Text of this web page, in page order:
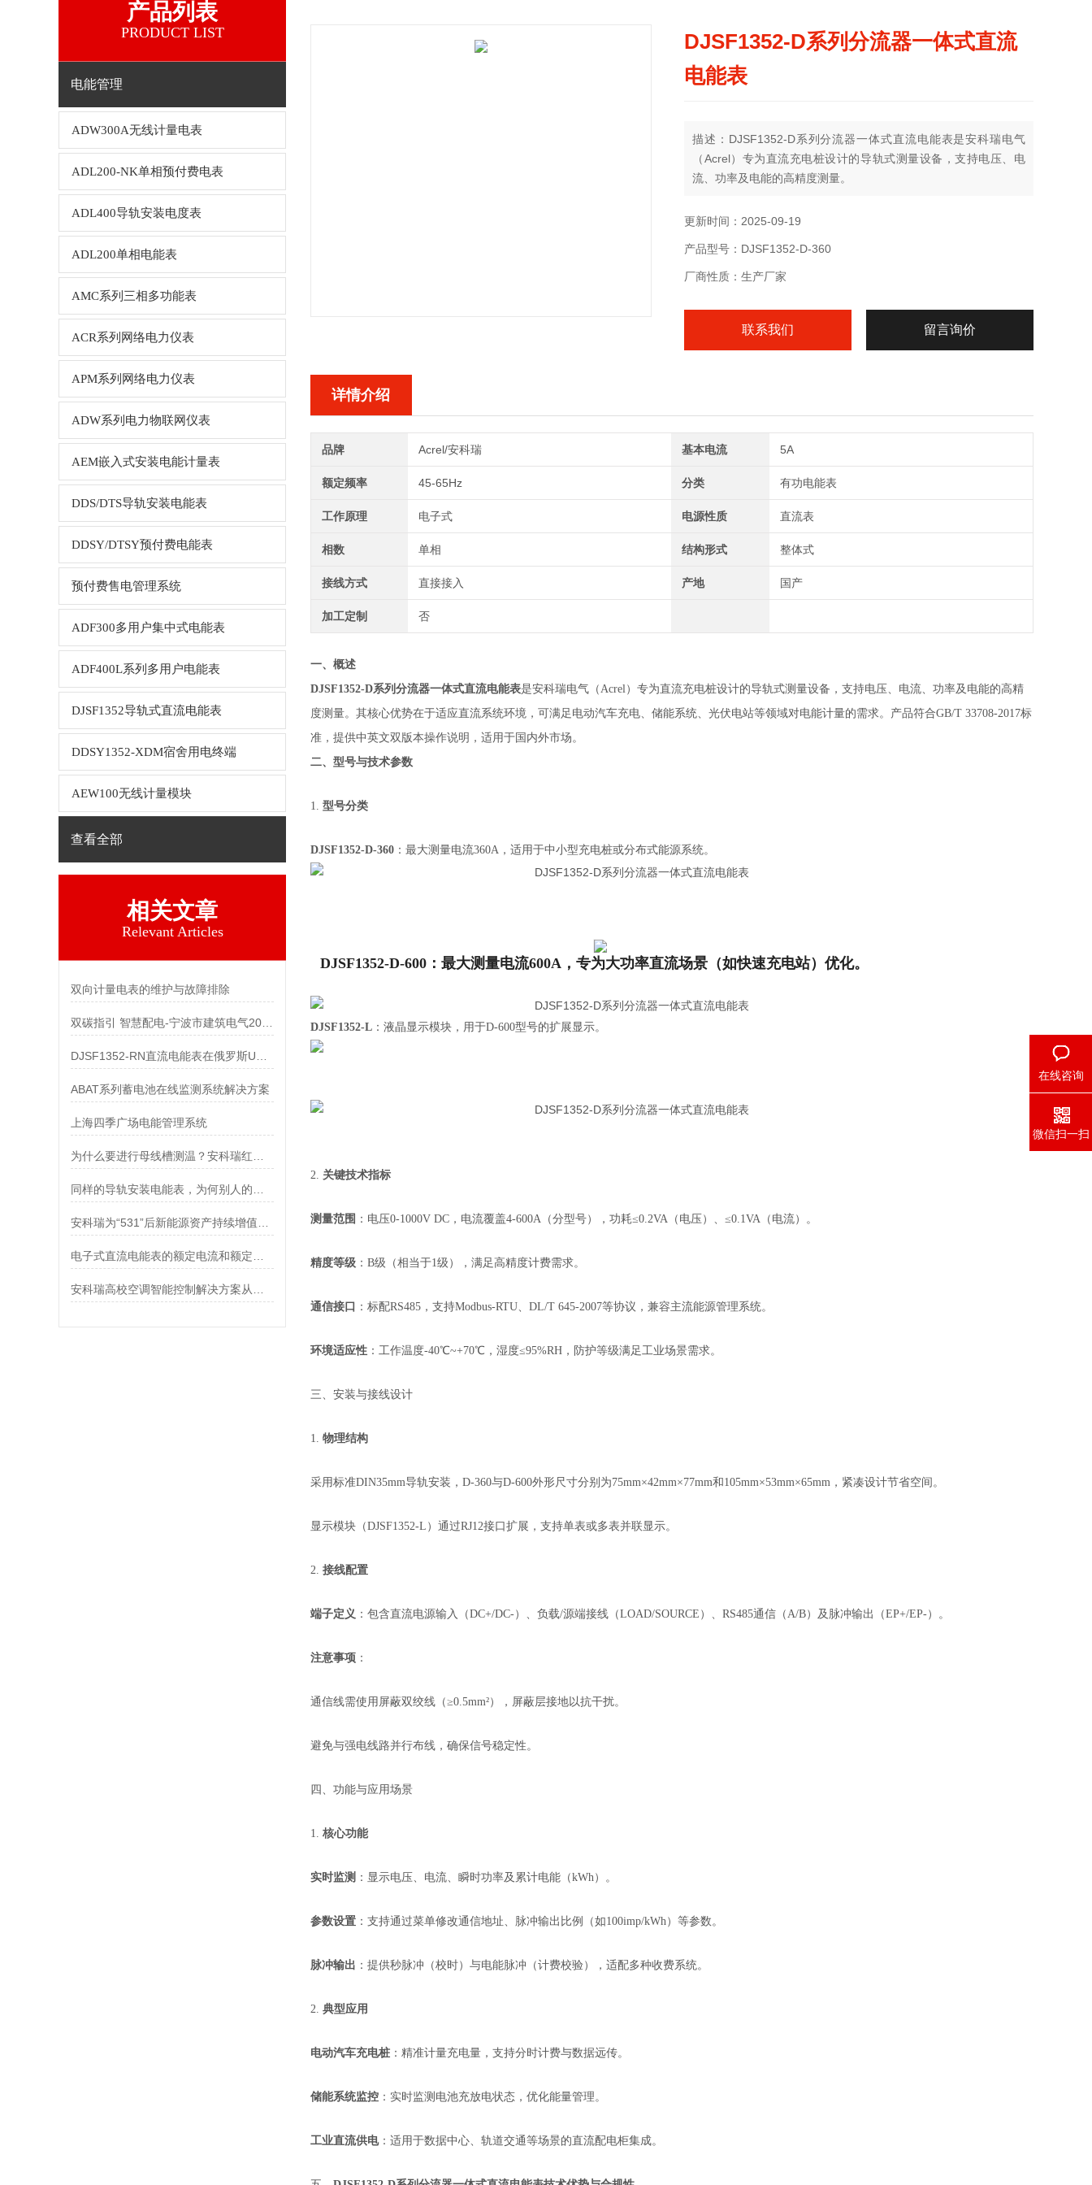
产品列表
PRODUCT LIST
电能管理
ADW300A无线计量电表
ADL200-NK单相预付费电表
ADL400导轨安装电度表
ADL200单相电能表
AMC系列三相多功能表
ACR系列网络电力仪表
APM系列网络电力仪表
ADW系列电力物联网仪表
AEM嵌入式安装电能计量表
DDS/DTS导轨安装电能表
DDSY/DTSY预付费电能表
预付费售电管理系统
ADF300多用户集中式电能表
ADF400L系列多用户电能表
DJSF1352导轨式直流电能表
DDSY1352-XDM宿舍用电终端
AEW100无线计量模块
查看全部
相关文章
Relevant Articles
双向计量电表的维护与故障排除
双碳指引 智慧配电-宁波市建筑电气2021年
ABAT系列蓄电池在线监测系统解决方案
上海四季广场电能管理系统
DJSF1352-D系列分流器一体式直流
电能表
描述：DJSF1352-D系列分流器一体式直流电能表是安科瑞电气
（Acrel）专为直流充电桩设计的导轨式测量设备，支持电压、电
流、功率及电能的高精度测量。
统、光伏电站等领域对电能计量的需求。产品符合GB/T 33708-
更新时间：2025-09-19
产品型号：DJSF1352-D-360
厂商性质：生产厂家
联系我们 留言询价
详情介绍
品牌 Acrel/安科瑞 基本电流 5A
额定频率 45-65Hz 分类 有功电能表
工作原理 电子式 电源性质 直流表
相数 单相 结构形式 整体式
接线方式 直接接入 产地 国产
加工定制 否
一、概述
DJSF1352-D系列分流器一体式直流电能表是安科瑞电气（Acrel）专为直流充电桩设计的导轨式测量设备，支持电压、电流、功率及电能的高精
度测量。其核心优势在于适应直流系统环境，可满足电动汽车充电、储能系统、光伏电站等领域对电能计量的需求。产品符合GB/T 33708-2017标
准，提供中英文双版本操作说明，适用于国内外市场。
二、型号与技术参数
1. 型号分类
DJSF1352-D-360 ：最大测量电流360A，适用于中小型充电桩或分布式能源系统。
DJSF1352-D-600 ：最大测量电流600A，专为大功率直流场景（如快速充电站）优化。
DJSF1352-L ：液晶显示模块，用于D-600型号的扩展显示。
2. 关键技术指标
测量范围 ：电压0-1000V DC，电流覆盖4-600A（分型号），功耗≤0.2VA（电压）、≤0.1VA（电流）。
精度等级 ：B级（相当于1级），满足高精度计费需求。
通信接口 ：标配RS485，支持Modbus-RTU、DL/T 645-2007等协议，兼容主流能源管理系统。
环境适应性 ：工作温度-40℃~+70℃，湿度≤95%RH，防护等级满足工业场景需求。
三、安装与接线设计
1. 物理结构
采用标准DIN35mm导轨安装，D-360与D-600外形尺寸分别为75mm×42mm×77mm和105mm×53mm×65mm，紧凑设计节省空间。
显示模块（DJSF1352-L）通过RJ12接口扩展，支持单表或多表并联显示。
2. 接线配置
端子定义 ：包含直流电源输入（DC+/DC-）、负载/源端接线（LOAD/SOURCE）、RS485通信（A/B）及脉冲输出（EP+/EP-）。
注意事项 ：
通信线需使用屏蔽双绞线（≥0.5mm²），屏蔽层接地以抗干扰。
避免与强电线路并行布线，确保信号稳定性。
四、功能与应用场景
1. 核心功能
实时监测 ：显示电压、电流、瞬时功率及累计电能（kWh）。
参数设置 ：支持通过菜单修改通信地址、脉冲输出比例（如100imp/kWh）等参数。
脉冲输出 ：提供秒脉冲（校时）与电能脉冲（计费校验），适配多种收费系统。
2. 典型应用
电动汽车充电桩 ：精准计量充电量，支持分时计费与数据远传。
储能系统监控 ：实时监测电池充放电状态，优化能量管理。
工业直流供电：适用于数据中心、轨道交通等场景的直流配电柜集成。
在线咨询
微信扫一扫